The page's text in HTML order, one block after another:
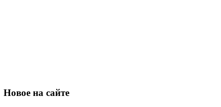
Новое на сайте